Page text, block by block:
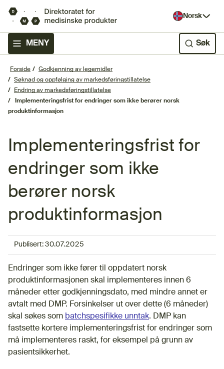
Norsk
MENY Søk
Forside
Godkjenning av legemidler
Søknad og oppfølging av markedsføringstillatelse
Endring av markedsføringstillatelse
Implementeringsfrist for endringer som ikke berører norsk
produktinformasjon
Implementeringsfrist for
endringer som ikke
berører norsk
produktinformasjon
Publisert: 30.07.2025
Endringer som ikke fører til oppdatert norsk
produktinformasjonen skal implementeres innen 6
måneder etter godkjenningsdato, med mindre annet er
avtalt med DMP. Forsinkelser ut over dette (6 måneder)
skal søkes som batchspesifikke unntak. DMP kan
fastsette kortere implementeringsfrist for endringer som
må implementeres raskt, for eksempel på grunn av
pasientsikkerhet.